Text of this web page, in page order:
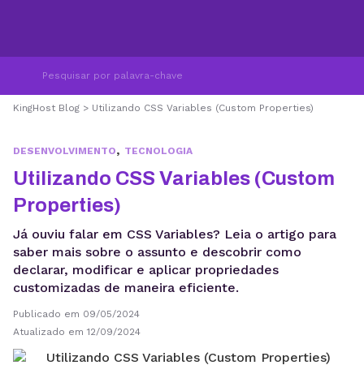
KingHost Blog > Utilizando CSS Variables (Custom Properties)
DESENVOLVIMENTO, TECNOLOGIA
Utilizando CSS Variables (Custom
Properties)
Já ouviu falar em CSS Variables? Leia o artigo para
saber mais sobre o assunto e descobrir como
declarar, modificar e aplicar propriedades
customizadas de maneira eficiente.
Publicado em 09/05/2024
Atualizado em 12/09/2024